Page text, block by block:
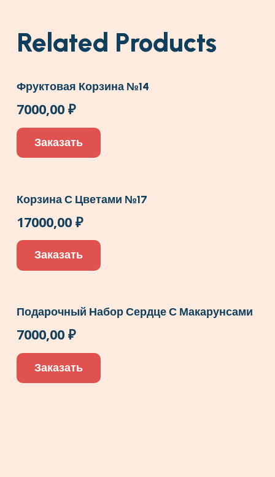
Related Products
Фруктовая Корзина №14
7000,00 ₽
Заказать
Корзина С Цветами №17
17000,00 ₽
Заказать
Подарочный Набор Сердце С Макарунсами
7000,00 ₽
Заказать